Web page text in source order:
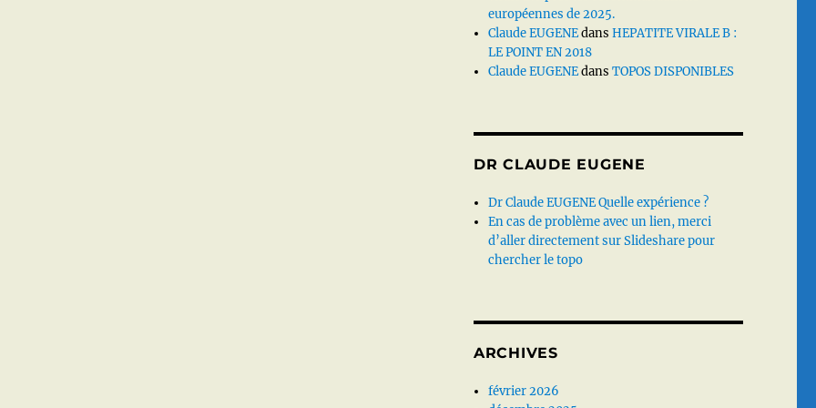
européennes de 2025.
Claude EUGENEdansHEPATITE VIRALE B :
LE POINT EN 2018
Claude EUGENEdansTOPOS DISPONIBLES
DR CLAUDE EUGENE
Dr Claude EUGENE Quelle expérience ?
En cas de problème avec un lien, merci
d’aller directement sur Slideshare pour
chercher le topo
ARCHIVES
février 2026